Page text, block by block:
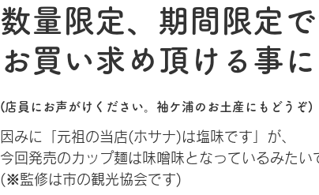
数量限定、期間限定
お買い求め頂ける事
(店員にお声がけください。袖ケ浦のお土産にもどうぞ)
因みに「元祖の当店(ホサナ)は塩味です」が、
今回発売のカップ麺は味噌味となっているみたい
(※監修は市の観光協会です)